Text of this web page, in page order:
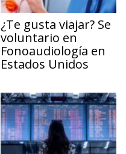
¿Te gusta viajar? Se
voluntario en
Fonoaudiología en
Estados Unidos